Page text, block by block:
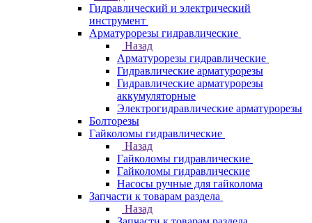
Гидравлический и электрический
инструмент
Арматурорезы гидравлические
Назад
Арматурорезы гидравлические
Гидравлические арматурорезы
Гидравлические арматурорезы
аккумуляторные
Электрогидравлические арматурорезы
Болторезы
Гайколомы гидравлические
Назад
Гайколомы гидравлические
Гайколомы гидравлические
Насосы ручные для гайколома
Запчасти к товарам раздела
Назад